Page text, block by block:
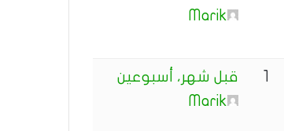
Marik
قبل شهر، أسبوعين
Marik